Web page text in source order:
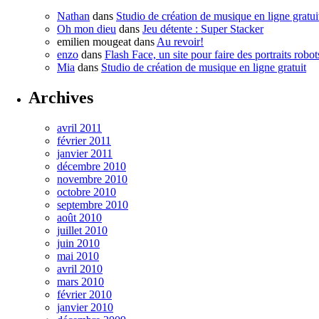
Nathan dans Studio de création de musique en ligne
Oh mon dieu dans Jeu détente : Super Stacker
emilien mougeat dans Au revoir!
enzo dans Flash Face, un site pour faire des portraits
Mia dans Studio de création de musique en ligne gratuit
Archives
avril 2011
février 2011
janvier 2011
décembre 2010
novembre 2010
octobre 2010
septembre 2010
août 2010
juillet 2010
juin 2010
mai 2010
avril 2010
mars 2010
février 2010
janvier 2010